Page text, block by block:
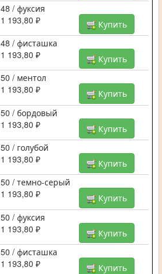
48 / фуксия
1 193,80 ₽
Купить
48 / фисташка
1 193,80 ₽
Купить
50 / ментол
1 193,80 ₽
Купить
50 / бордовый
1 193,80 ₽
Купить
50 / голубой
1 193,80 ₽
Купить
50 / темно-серый
1 193,80 ₽
Купить
50 / фуксия
1 193,80 ₽
Купить
50 / фисташка
1 193,80 ₽
Купить